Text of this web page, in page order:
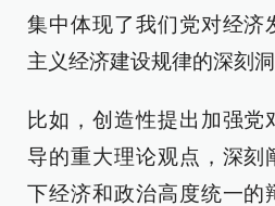
集中体现了我们党对经济
主义经济建设规律的深刻洞
比如，创造性提出加强党
导的重大理论观点，深刻
下经济和政治高度统一的